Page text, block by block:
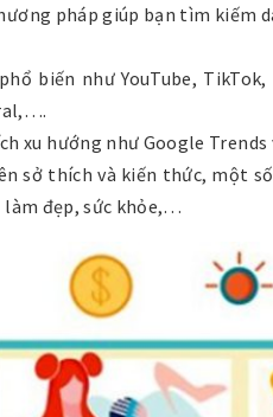
pháp giúp bạn tìm kiếm
biến như YouTube,
xu hướng như Google
sở thích và kiến thức, một
làm đẹp, sức khỏe,…